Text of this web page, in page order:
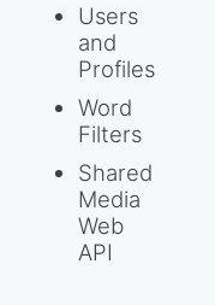
Users
and
Profiles
Word
Filters
Shared
Media
Web
API